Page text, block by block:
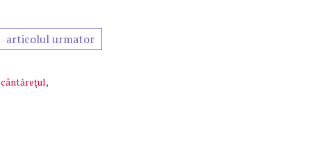
articolul urmator
cântăreţul,